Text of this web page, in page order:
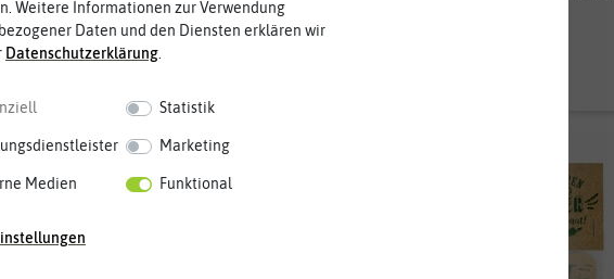
Stück)
€
Weitere Informationen zur Verwendung
Daten und den Diensten erklären wir
Daten­schutz­erklärung.
Statistik
Marketing
Medien Funktional